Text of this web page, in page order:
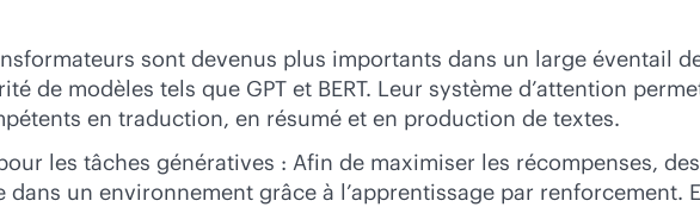
sont devenus plus importants dans un large éventail
de modèles tels que GPT et BERT. Leur système d’attention
en traduction, en résumé et en production de textes.
les tâches génératives : Afin de maximiser les récompenses,
un environnement grâce à l’apprentissage par renforcement.